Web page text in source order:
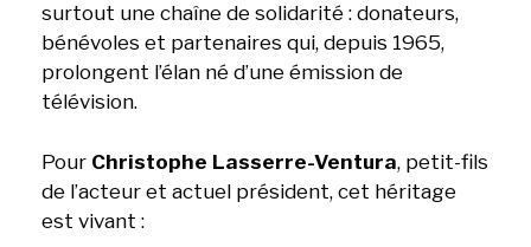
surtout une chaîne de solidarité : donateurs,
bénévoles et partenaires qui, depuis 1965,
prolongent l’élan né d’une émission de
télévision.
Pour Christophe Lasserre-Ventura, petit-fils
de l’acteur et actuel président, cet héritage
est vivant :